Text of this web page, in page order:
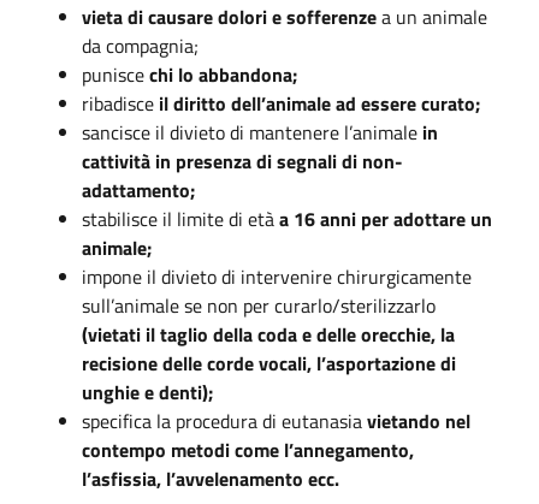
vieta di causare dolori e sofferenzea un animale
da compagnia;
puniscechi lo abbandona;
ribadisce il diritto dell’animale ad essere curato;
sancisce il divieto di mantenere l’animale in
cattività in presenza di segnali di non-
adattamento;
stabilisce il limite di etàa 16 anni per adottare un
animale;
impone il divieto di intervenire chirurgicamente
sull’animale se non per curarlo/sterilizzarlo
(vietati il taglio della coda e delle orecchie, la
recisione delle corde vocali, l’asportazione di
unghie e denti);
specifica la procedura di eutanasiavietando nel
contempo metodi come l’annegamento,
l’asfissia, l’avvelenamento ecc.